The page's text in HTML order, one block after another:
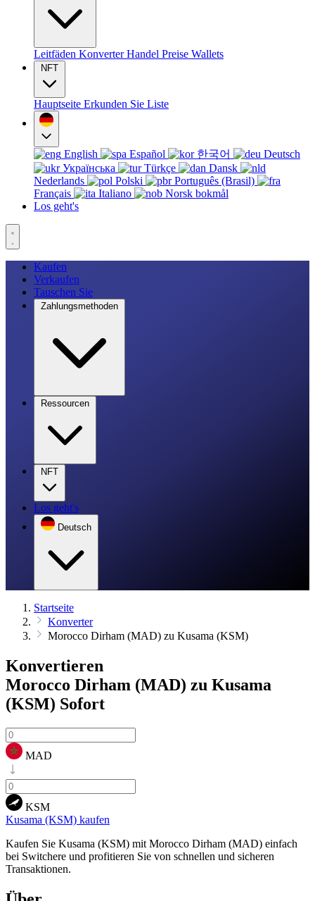
Leitfäden KonverterHandel Preise Wallets
NFT
Hauptseite Erkunden Sie Liste
English Español 한국어
Deutsch
Українська
Türkçe
Dansk
Nederlands
Polski
Português (Brasil)
Français
Italiano
Norsk bokmål
Los geht's
Kaufen
Verkaufen
Tauschen Sie
Zahlungsmethoden
Ressourcen
NFT
Los geht's
Deutsch
Startseite
Konverter
Morocco Dirham (MAD) zu Kusama (KSM)
Konvertieren
Morocco Dirham (MAD) zu Kusama
(KSM) Sofort
MAD
KSM
Kusama (KSM) kaufen
Kaufen Sie Kusama (KSM) mit Morocco Dirham (MAD) einfach
bei Switchere und profitieren Sie von schnellen und sicheren
Transaktionen.